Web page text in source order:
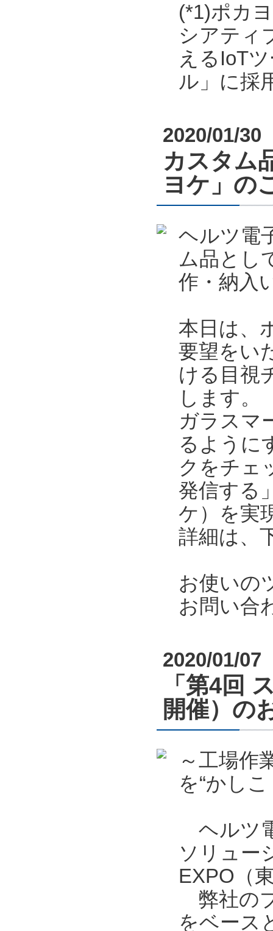
(*1)ポカ
シアティ
えるIoT
ル」に採
2020/01/30
カスタム
ヨケ」の
ヘルツ電
ム品とし
作・納入
本日は、
要望をい
ける目視
します。
ガラスマ
るように
クをチェ
発信する
ケ）を実
詳細は、
お使いの
お問い合
2020/01/07
「第4回
開催）の
～工場作
を“かし
ヘルツ
ソリュー
EXPO（
弊社の
をベース